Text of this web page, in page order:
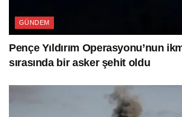
GÜNDEM
Pençe Yıldırım Operasyonu’nun
sırasında bir asker şehit oldu